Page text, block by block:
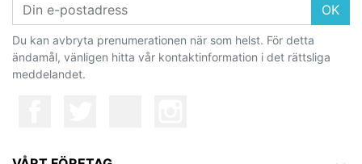
OK
Du kan avbryta prenumerationen när som helst. För detta
ändamål, vänligen hitta vår kontaktinformation i det rättsliga
meddelandet.